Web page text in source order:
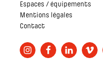
Espaces / équipements
Mentions légales
Contact